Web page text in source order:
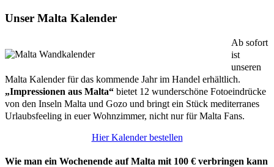
Unser Malta Kalender
Ab sofort
ist
unseren
Malta Kalender für das kommende Jahr im Handel erhältlich.
„Impressionen aus Malta“ bietet 12 wunderschöne Fotoeindrücke
von den Inseln Malta und Gozo und bringt ein Stück mediterranes
Urlaubsfeeling in euer Wohnzimmer, nicht nur für Malta Fans.
Hier Kalender bestellen
Wie man ein Wochenende auf Malta mit 100 € verbringen kann